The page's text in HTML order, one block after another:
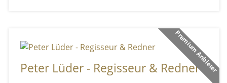
Premium Anbieter
Peter Lüder - Regisseur & Redner